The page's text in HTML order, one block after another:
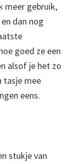
meer gebruik,
dan nog
goed ze een
alsof je het zo
tasje mee
eens.
stukje van